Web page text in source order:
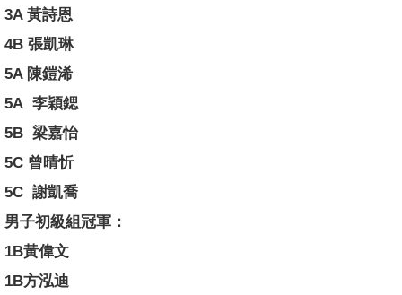
3A 黃詩恩
4B 張凱琳
5A 陳鎧浠
5A 李穎鍶
5B 梁嘉怡
5C 曾晴忻
5C 謝凱喬
男子初級組冠軍：
1B黃偉文
1B方泓迪